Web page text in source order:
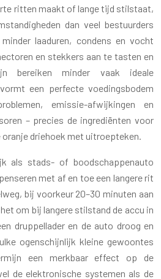
ritten maakt of lange tijd stilstaat,
dan veel bestuurders
laaduren, condens en vocht
en stekkers aan te tasten en
bereiken minder vaak ideale
een perfecte voedingsbodem
emissie-afwijkingen en
– precies de ingrediënten voor
driehoek met uitroepteken.
als stads- of boodschappenauto
met af en toe een langere rit
bij voorkeur 20–30 minuten aan
om bij langere stilstand de accu in
druppellader en de auto droog en
ogenschijnlijk kleine gewoontes
een merkbaar effect op de
de elektronische systemen als de